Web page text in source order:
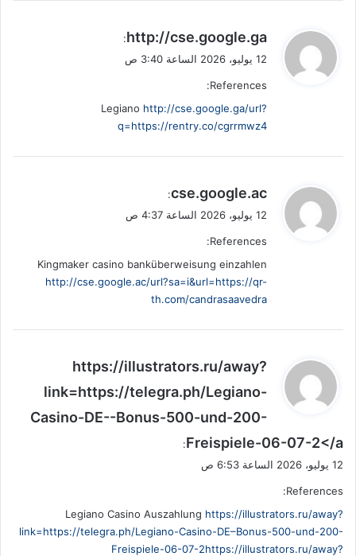
ي
ل
http://cse.google.ga
:
12 يوليو، 2026 الساعة 3:40 ص
References:
Legiano http://cse.google.ga/url?
q=https://rentry.co/cgrrmwz4
ي
ل
cse.google.ac
:
12 يوليو، 2026 الساعة 4:37 ص
References:
Kingmaker casino banküberweisung einzahlen
http://cse.google.ac/url?sa=i&url=https://qr-
th.com/candrasaavedra
ي
ل
https://illustrators.ru/away?
link=https://telegra.ph/Legiano-
Casino-DE--Bonus-500-und-200-
Freispiele-06-07-2</a
:
12 يوليو، 2026 الساعة 6:53 ص
References:
Legiano Casino Auszahlung https://illustrators.ru/away?
link=https://telegra.ph/Legiano-Casino-DE–Bonus-500-und-200-
Freispiele-06-07-2https://illustrators.ru/away?